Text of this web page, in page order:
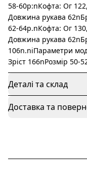
58-60р:nКофта: Ог
Довжина рукава
62-64р.nКофта: Ог
Довжина рукава
106n.nℹ️Параметри
Зріст 166nРозмір 50-
Деталі та склад
Доставка та